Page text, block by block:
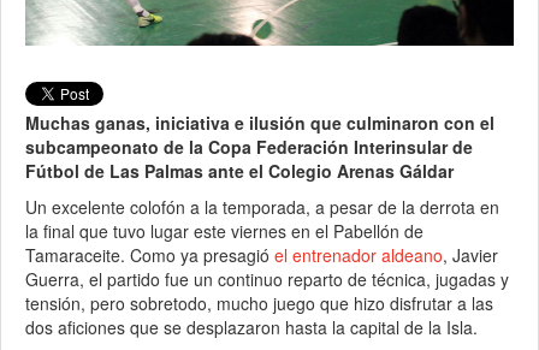
Muchas ganas, iniciativa e ilusión que culminaron con el
subcampeonato de la Copa Federación Interinsular de
Fútbol de Las Palmas ante el Colegio Arenas Gáldar
Un excelente colofón a la temporada, a pesar de la derrota en
la final que tuvo lugar este viernes en el Pabellón de
Tamaraceite. Como ya presagió el entrenador aldeano, Javier
Guerra, el partido fue un continuo reparto de técnica, jugadas y
tensión, pero sobretodo, mucho juego que hizo disfrutar a las
dos aficiones que se desplazaron hasta la capital de la Isla.